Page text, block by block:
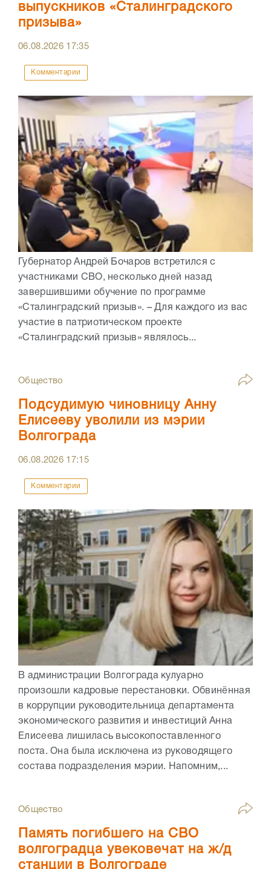
выпускников «Сталинградского
призыва»
06.08.2026 17:35
Комментарии
Губернатор Андрей Бочаров встретился с
участниками СВО, несколько дней назад
завершившими обучение по программе
«Сталинградский призыв». – Для каждого из вас
участие в патриотическом проекте
«Сталинградский призыв» являлось...
Общество
Подсудимую чиновницу Анну
Елисееву уволили из мэрии
Волгограда
06.08.2026 17:15
Комментарии
В администрации Волгограда кулуарно
произошли кадровые перестановки. Обвинённая
в коррупции руководительница департамента
экономического развития и инвестиций Анна
Елисеева лишилась высокопоставленного
поста. Она была исключена из руководящего
состава подразделения мэрии. Напомним,...
Общество
Память погибшего на СВО
волгоградца увековечат на ж/д
станции в Волгограде